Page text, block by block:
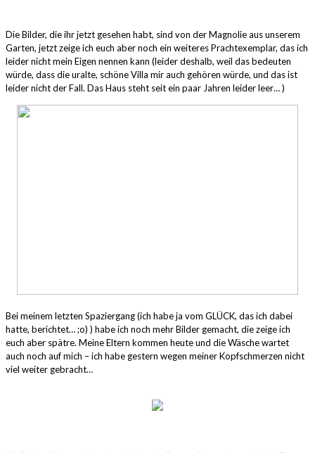
Die Bilder, die ihr jetzt gesehen habt, sind von der Magnolie aus unserem
Garten, jetzt zeige ich euch aber noch ein weiteres Prachtexemplar, das ich
leider nicht mein Eigen nennen kann (leider deshalb, weil das bedeuten
würde, dass die uralte, schöne Villa mir auch gehören würde, und das ist
leider nicht der Fall. Das Haus steht seit ein paar Jahren leider leer… )
Bei meinem letzten Spaziergang (ich habe ja vom GLÜCK, das ich dabei
hatte, berichtet… ;o) ) habe ich noch mehr Bilder gemacht, die zeige ich
euch aber spätre. Meine Eltern kommen heute und die Wäsche wartet
auch noch auf mich – ich habe gestern wegen meiner Kopfschmerzen nicht
viel weiter gebracht…